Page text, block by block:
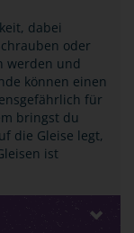
dabei
oder
werden und
können einen
für
bringst du
die Gleise legt,
ist